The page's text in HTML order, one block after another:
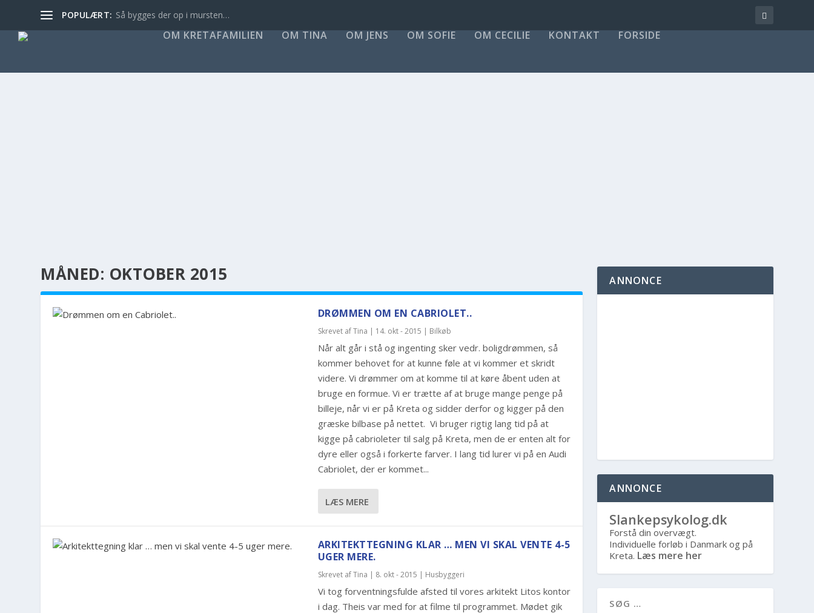
POPULÆRT: Så bygges der op i mursten…
OM KRETAFAMILIEN OM TINA OM JENS OM SOFIE OM CECILIE KONTAKT FORSIDE
MÅNED: OKTOBER 2015
DRØMMEN OM EN CABRIOLET..
Skrevet afTina | 14. okt - 2015 | Bilkøb
Når alt går i stå og ingenting sker vedr. boligdrømmen, så
kommer behovet for at kunne føle at vi kommer et skridt
videre. Vi drømmer om at komme til at køre åbent uden at
bruge en formue. Vi er trætte af at bruge mange penge på
billeje, når vi er på Kreta og sidder derfor og kigger på den
græske bilbase på nettet. Vi bruger rigtig lang tid på at
kigge på cabrioleter til salg på Kreta, men de er enten alt for
dyre eller også i forkerte farver. I lang tid lurer vi på en Audi
Cabriolet, der er kommet...
LÆS MERE
ARKITEKTTEGNING KLAR … MEN VI SKAL VENTE 4-5
UGER MERE.
Skrevet afTina | 8. okt - 2015 | Husbyggeri
Vi tog forventningsfulde afsted til vores arkitekt Litos kontor
i dag. Theis var med for at filme til programmet. Mødet gik
ANNONCE
ANNONCE
Slankepsykolog.dk
Forstå din overvægt.
Individuelle forløb i Danmark og på
Kreta. Læs mere her